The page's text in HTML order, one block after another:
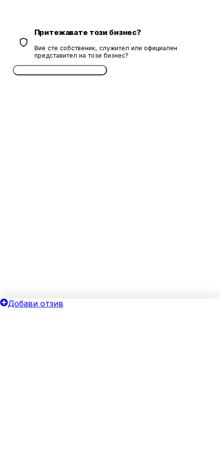
Притежавате този бизнес?
Вие сте собственик, служител или официален
представител на този бизнес?
Добави отзив